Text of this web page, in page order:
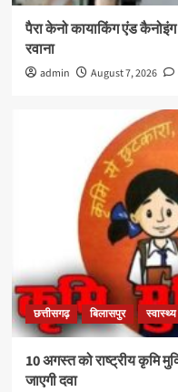
पैरा केनो कायाकिंग एंड कैनोइंग
रवाना
admin August 7, 2026
छत्तीसगढ़ बिलासपुर स्वास्थ्य
10 अगस्त को राष्ट्रीय कृमि
जाएगी दवा